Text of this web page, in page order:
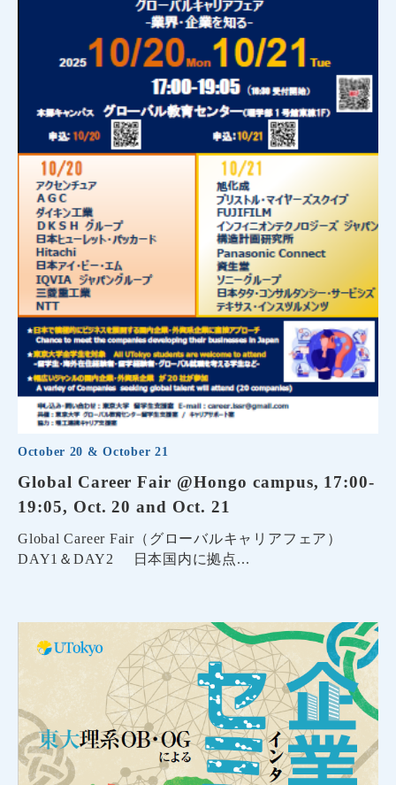
October 20 & October 21
Global Career Fair @Hongo campus, 17:00-
19:05, Oct. 20 and Oct. 21
Global Career Fair（グローバルキャリアフェア）
DAY1＆DAY2 日本国内に拠点...